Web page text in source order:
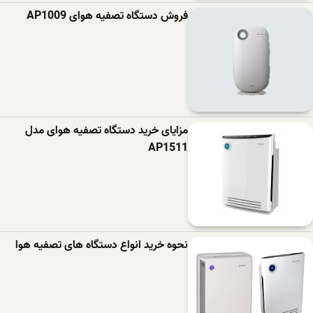
فروش دستگاه تصفیه هوای AP1009
مزایای خرید دستگاه تصفیه هوای مدل
AP1511
نحوه خرید انواع دستگاه های تصفیه هوا